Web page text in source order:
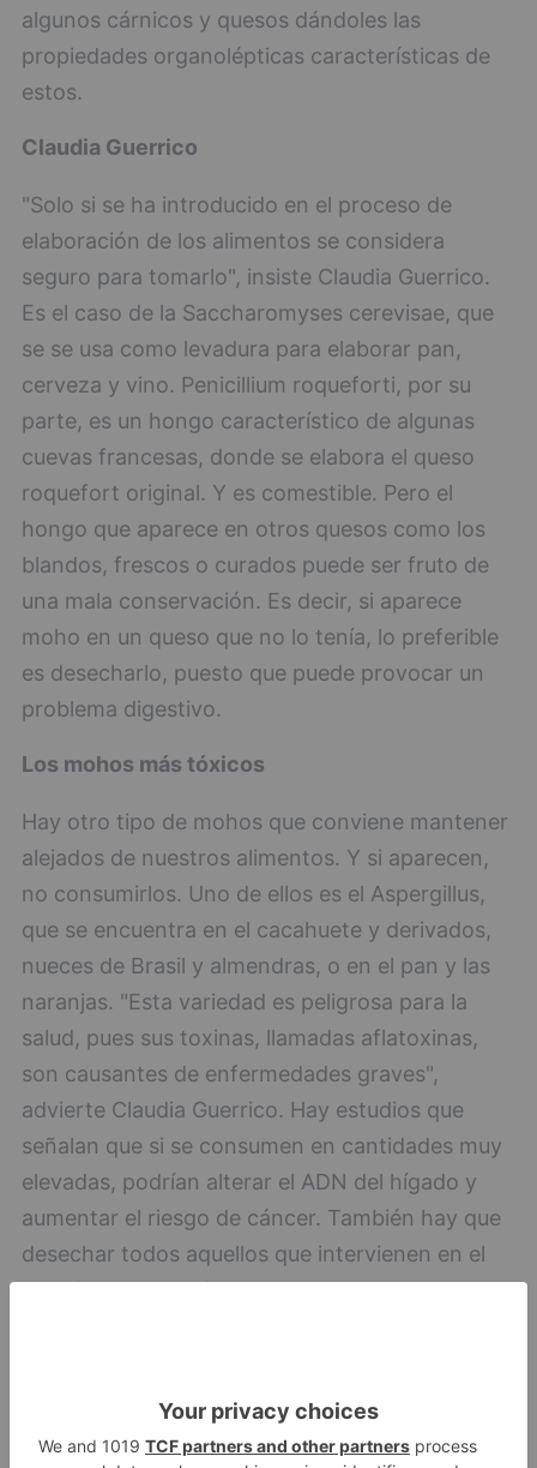
algunos cárnicos y quesos dándoles las
propiedades organolépticas características de
estos.
Claudia Guerrico
"Solo si se ha introducido en el proceso de
elaboración de los alimentos se considera
seguro para tomarlo", insiste Claudia Guerrico.
Es el caso de la Saccharomyses cerevisae, que
se se usa como levadura para elaborar pan,
cerveza y vino. Penicillium roqueforti, por su
parte, es un hongo característico de algunas
cuevas francesas, donde se elabora el queso
roquefort original. Y es comestible. Pero el
hongo que aparece en otros quesos como los
blandos, frescos o curados puede ser fruto de
una mala conservación. Es decir, si aparece
moho en un queso que no lo tenía, lo preferible
es desecharlo, puesto que puede provocar un
problema digestivo.
Los mohos más tóxicos
Hay otro tipo de mohos que conviene mantener
alejados de nuestros alimentos. Y si aparecen,
no consumirlos. Uno de ellos es el Aspergillus,
que se encuentra en el cacahuete y derivados,
nueces de Brasil y almendras, o en el pan y las
naranjas. "Esta variedad es peligrosa para la
salud, pues sus toxinas, llamadas aflatoxinas,
son causantes de enfermedades graves",
advierte Claudia Guerrico. Hay estudios que
señalan que si se consumen en cantidades muy
elevadas, podrían alterar el ADN del hígado y
aumentar el riesgo de cáncer. También hay que
desechar todos aquellos que intervienen en el
deterioro de los alimentos. "Es el caso de
género Penicillium. La presencia de este
antibiótico puede producir reacciones alérgicas